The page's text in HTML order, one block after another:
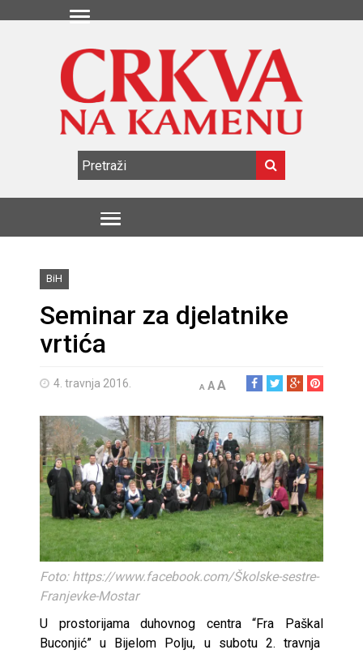
BiH
Seminar za djelatnike
vrtića
4. travnja 2016. A AA
Foto: https://www.facebook.com/Školske-sestre-
Franjevke-Mostar
U prostorijama duhovnog centra “Fra Paškal
Buconjić” u Bijelom Polju, u subotu 2. travnja